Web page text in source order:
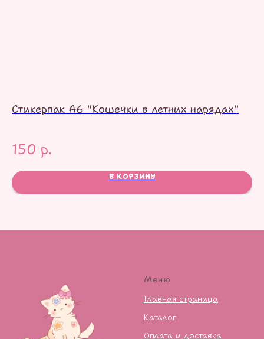
Стикерпак А6 "Кошечки в летних нарядах"
150 р.
В КОРЗИНУ
Меню
Главная страница
Каталог
Оплата и доставка